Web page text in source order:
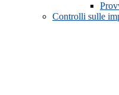
Controlli sulle